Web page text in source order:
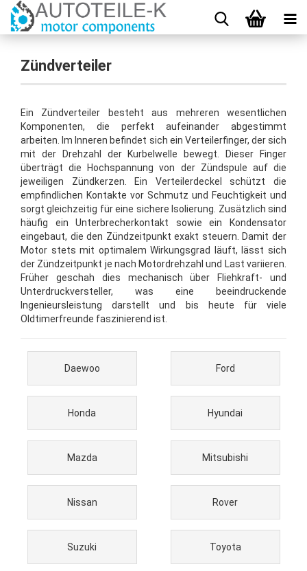
Zündverteiler
Ein Zündverteiler besteht aus mehreren wesentlichen
Komponenten, die perfekt aufeinander abgestimmt
arbeiten. Im Inneren befindet sich ein Verteilerfinger, der sich
mit der Drehzahl der Kurbelwelle bewegt. Dieser Finger
überträgt die Hochspannung von der Zündspule auf die
jeweiligen Zündkerzen. Ein Verteilerdeckel schützt die
empfindlichen Kontakte vor Schmutz und Feuchtigkeit und
sorgt gleichzeitig für eine sichere Isolierung. Zusätzlich sind
häufig ein Unterbrecherkontakt sowie ein Kondensator
eingebaut, die den Zündzeitpunkt exakt steuern. Damit der
Motor stets mit optimalem Wirkungsgrad läuft, lässt sich
der Zündzeitpunkt je nach Motordrehzahl und Last variieren.
Früher geschah dies mechanisch über Fliehkraft- und
Unterdruckversteller, was eine beeindruckende
Ingenieursleistung darstellt und bis heute für viele
Oldtimerfreunde faszinierend ist.
Daewoo Ford
Honda Hyundai
Mazda Mitsubishi
Nissan Rover
Suzuki Toyota